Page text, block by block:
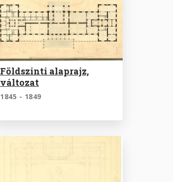
Földszinti alaprajz,
változat
1845 - 1849